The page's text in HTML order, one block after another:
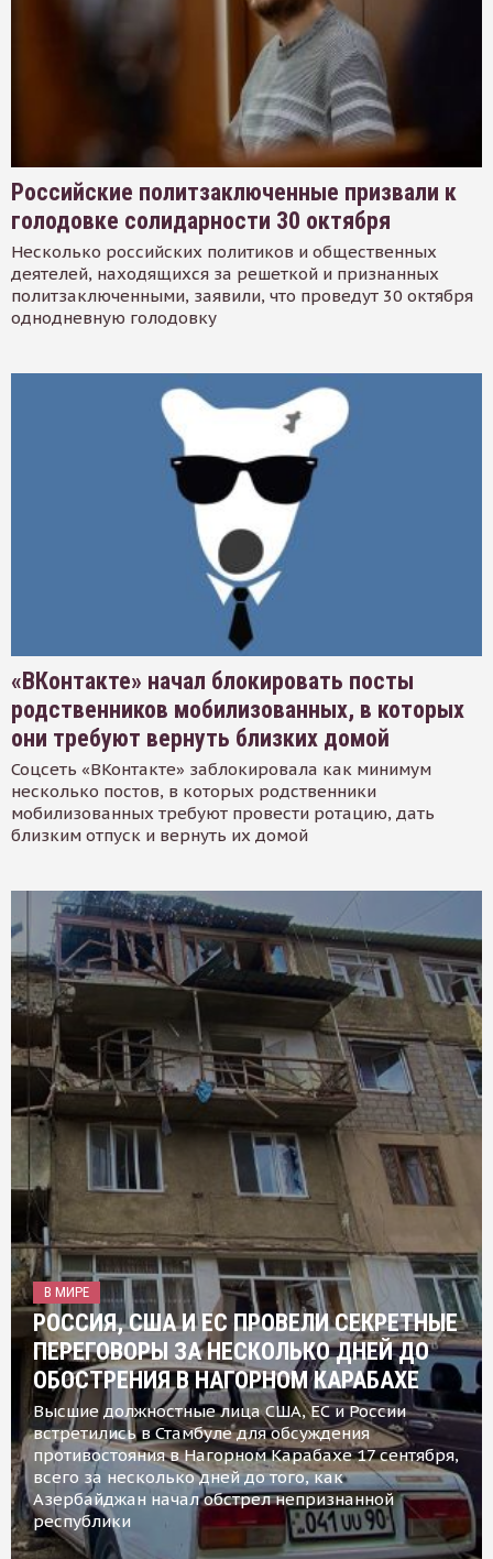
Российские политзаключенные призвали к
голодовке солидарности 30 октября
Несколько российских политиков и общественных
деятелей, находящихся за решеткой и признанных
политзаключенными, заявили, что проведут 30 октября
однодневную голодовку
«ВКонтакте» начал блокировать посты
родственников мобилизованных, в которых
они требуют вернуть близких домой
Соцсеть «ВКонтакте» заблокировала как минимум
несколько постов, в которых родственники
мобилизованных требуют провести ротацию, дать
близким отпуск и вернуть их домой
В МИРЕ
РОССИЯ, США И ЕС ПРОВЕЛИ СЕКРЕТНЫЕ
ПЕРЕГОВОРЫ ЗА НЕСКОЛЬКО ДНЕЙ ДО
ОБОСТРЕНИЯ В НАГОРНОМ КАРАБАХЕ
Высшие должностные лица США, ЕС и России
встретились в Стамбуле для обсуждения
противостояния в Нагорном Карабахе 17 сентября,
всего за несколько дней до того, как
Азербайджан начал обстрел непризнанной
республики